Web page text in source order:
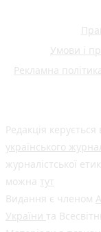
Умови і
Рекламна
Редакція керується
українського
журналістської
можна тут
Видання є членом
України та